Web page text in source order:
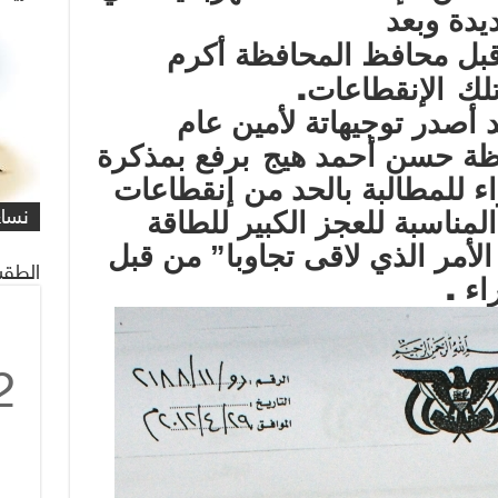
وبعد
محافظ المحافظة أكرم
الإنقطاعات.
توجيهاتة لأمين عام
حسن أحمد هيج برفع بمذكرة
بالحد من إنقطاعات
للعجز الكبير للطاقة
الذي لاقى تجاوبا” من قبل
.
/يصادف 1